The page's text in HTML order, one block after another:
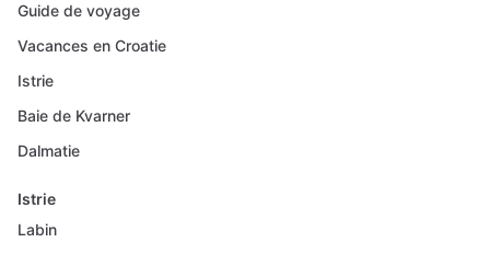
Guide de voyage
Vacances en Croatie
Istrie
Baie de Kvarner
Dalmatie
Istrie
Labin